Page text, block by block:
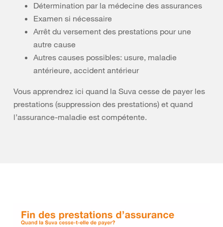
Détermination par la médecine des assurances
Examen si nécessaire
Arrêt du versement des prestations pour une
autre cause
Autres causes possibles: usure, maladie
antérieure, accident antérieur
Vous apprendrez ici quand la Suva cesse de payer les
prestations (suppression des prestations) et quand
l’assurance-maladie est compétente.